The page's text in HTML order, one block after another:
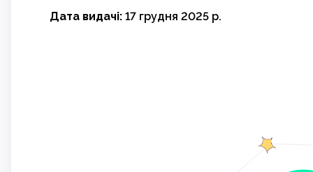
Дата видачі: 17 грудня 2025 р.